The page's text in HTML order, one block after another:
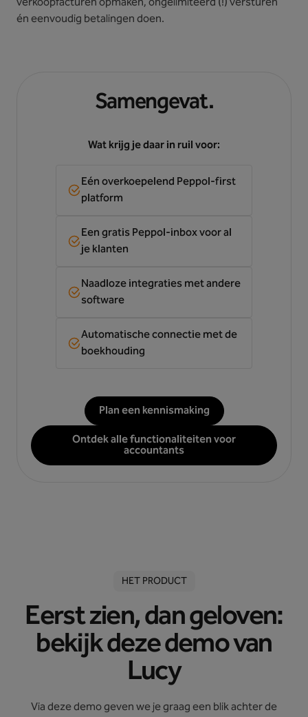
én eenvoudig betalingen doen.
Samengevat.
Wat krijg je daar in ruil voor:
Eén overkoepelend Peppol-first
platform
Een gratis Peppol-inbox voor al
je klanten
Naadloze integraties met andere
software
Automatische connectie met de
boekhouding
Plan een kennismaking
Ontdek alle functionaliteiten voor
accountants
HET PRODUCT
Eerst zien, dan geloven:
bekijk deze demo van
Lucy
Via deze demo geven we je graag een blik achter de